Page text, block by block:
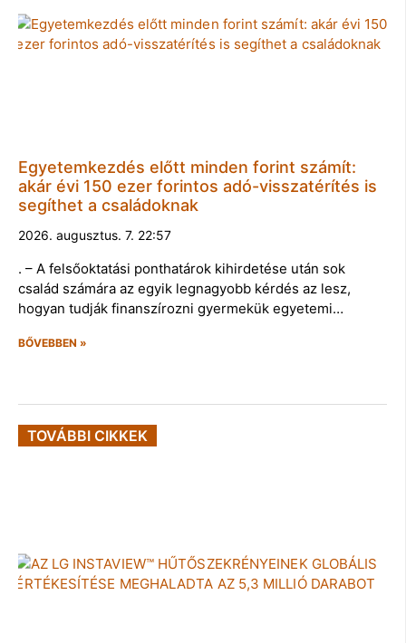
Egyetemkezdés előtt minden forint számít:
akár évi 150 ezer forintos adó-visszatérítés is
segíthet a családoknak
2026. augusztus. 7. 22:57
. – A felsőoktatási ponthatárok kihirdetése után sok
család számára az egyik legnagyobb kérdés az lesz,
hogyan tudják finanszírozni gyermekük egyetemi…
BŐVEBBEN »
TOVÁBBI CIKKEK